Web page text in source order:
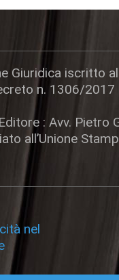
Giuridica iscritto
n. 1306/2017
: Avv. Pietro
all’Unione
nel